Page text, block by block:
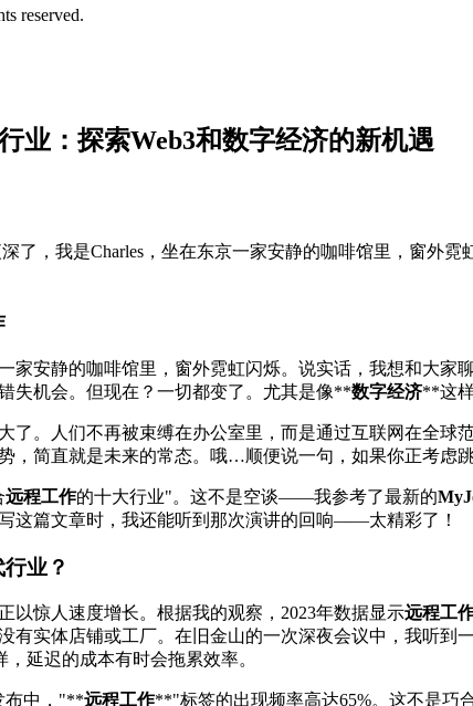
reserved.
业：探索Web3和数字经济的新机遇
了，我是Charles，坐在东京一家安静的咖啡馆里，窗外
家安静的咖啡馆里，窗外霓虹闪烁。说实话，我想和大家
失机会。但现在？一切都变了。尤其是像**数字经济**这
了。人们不再被束缚在办公室里，而是通过互联网在全球
，简直就是未来的常态。哦…顺便说一句，如果你正考虑
远程工作的十大行业"。这不是空谈——我参考了最新的
这篇文章时，我还能听到那次演讲的回响——太精彩了！
业？
以惊人速度增长。根据我的观察，2023年数据显示远程工
有实体店铺或工厂。在旧金山的一次深夜会议中，我听
延迟的成本有时会拖累效率。
布中，"**远程工作**"标签的出现频率高达65%。这不是